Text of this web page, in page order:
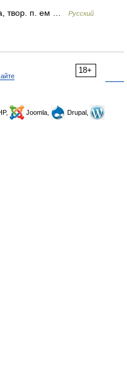
твор. п. ем …
Русский
18+
Joomla,
Drupal,